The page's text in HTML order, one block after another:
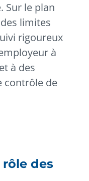
Sur le plan
limites
rigoureux
à
à des
contrôle de
des